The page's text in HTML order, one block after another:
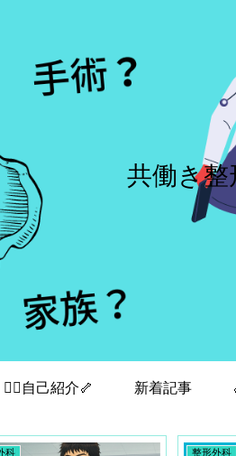
共働き
🙋‍♂️自己紹介🦴 新着記事
科 整形外科